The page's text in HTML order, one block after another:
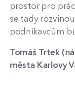
prostor pro
se tady
podnikavcům
Tomáš Trtek
města Karlovy